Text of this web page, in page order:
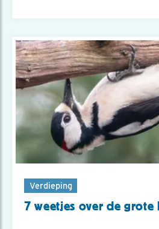
Verdieping
7 weetjes over de grote